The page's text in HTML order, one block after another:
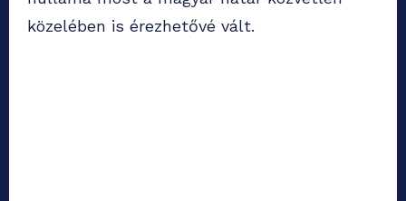
közelében is érezhetővé vált.